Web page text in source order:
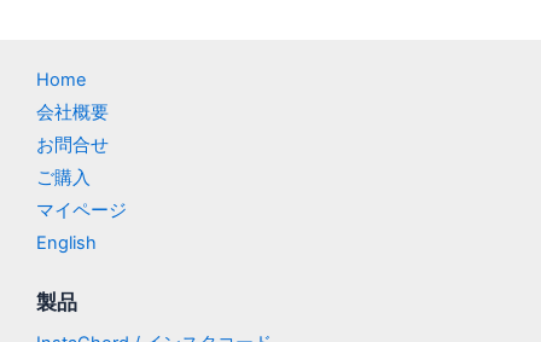
Home
会社概要
お問合せ
ご購入
マイページ
English
製品